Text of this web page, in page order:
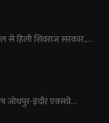
से हिली शिवराज सरकार,...
जोधपुर-इंदौर एक्सप्रे...